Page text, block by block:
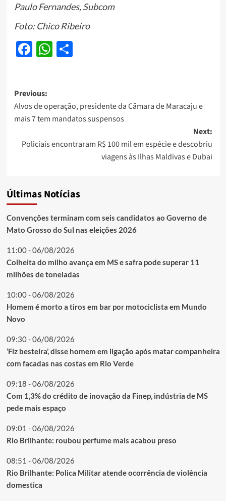
Paulo Fernandes, Subcom
Foto: Chico Ribeiro
Facebook
WhatsApp
Share
Post
navigation
Previous:
Alvos de operação, presidente da Câmara de Maracaju e
mais 7 tem mandatos suspensos
Next:
Policiais encontraram R$ 100 mil em espécie e descobriu
viagens às Ilhas Maldivas e Dubai
Últimas Notícias
Convenções terminam com seis candidatos ao Governo de
Mato Grosso do Sul nas eleições 2026
11:00 - 06/08/2026
Colheita do milho avança em MS e safra pode superar 11
milhões de toneladas
10:00 - 06/08/2026
Homem é morto a tiros em bar por motociclista em Mundo
Novo
09:30 - 06/08/2026
‘Fiz besteira’, disse homem em ligação após matar companheira
com facadas nas costas em Rio Verde
09:18 - 06/08/2026
Com 1,3% do crédito de inovação da Finep, indústria de MS
pede mais espaço
09:01 - 06/08/2026
Rio Brilhante: roubou perfume mais acabou preso
08:51 - 06/08/2026
Rio Brilhante: Polica Militar atende ocorrência de violência
domestica